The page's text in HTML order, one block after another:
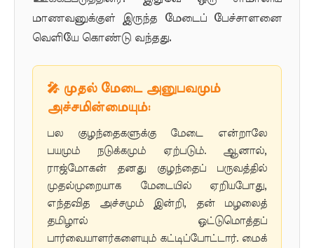
மாணவனுக்குள் இருந்த மேடைப் பேச்சாளனை
வெளியே கொண்டு வந்தது.
🎤 முதல் மேடை அனுபவமும்
அச்சமின்மையும்:
பல குழந்தைகளுக்கு மேடை என்றாலே
பயமும் நடுக்கமும் ஏற்படும். ஆனால்,
ராஜ்மோகன் தனது குழந்தைப் பருவத்தில்
முதல்முறையாக மேடையில் ஏறியபோது,
எந்தவித அச்சமும் இன்றி, தன் மழலைத்
தமிழால் ஒட்டுமொத்தப்
பார்வையாளர்களையும் கட்டிப்போட்டார். மைக்